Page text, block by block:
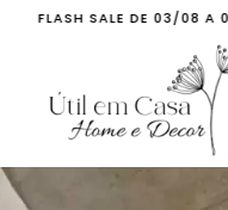
FLASH SALE DE 03/08 A 08/08